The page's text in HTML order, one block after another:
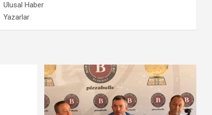
Ulusal Haber
Yazarlar